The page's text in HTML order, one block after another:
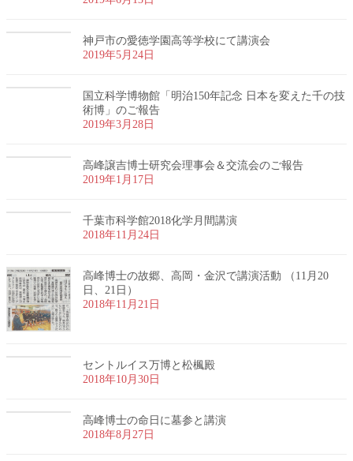
神戸市の愛徳学園高等学校にて講演会
2019年5月24日
国立科学博物館「明治150年記念 日本を変えた千の技
術博」のご報告
2019年3月28日
高峰譲吉博士研究会理事会＆交流会のご報告
2019年1月17日
千葉市科学館2018化学月間講演
2018年11月24日
高峰博士の故郷、高岡・金沢で講演活動 （11月20
日、21日）
2018年11月21日
セントルイス万博と松楓殿
2018年10月30日
高峰博士の命日に墓参と講演
2018年8月27日